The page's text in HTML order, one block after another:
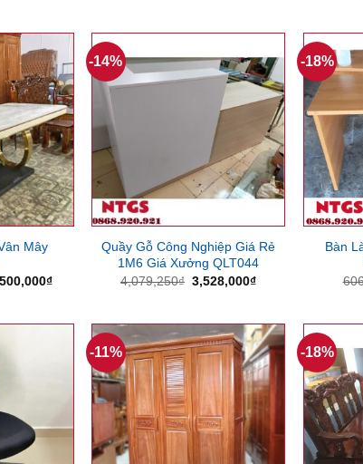
1,378,125₫.
Mây
₫Giá
12,500,000₫.
-14%
Quầy Gỗ Công Nghiệp Giá Rẻ
1M6 Giá Xưởng QLT044
4,079,250₫ Giá
3,528,000₫Giá
3,528,000₫.
-18%
Bàn
-11% -18%